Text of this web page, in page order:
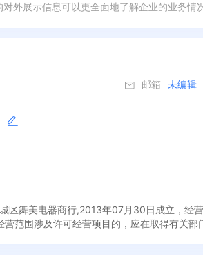
外展示信息可以更全面地了解企业的业务
邮箱 未编辑
区舞美电器商行,2013年07月30日成立，经
营范围涉及许可经营项目的，应在取得有关部